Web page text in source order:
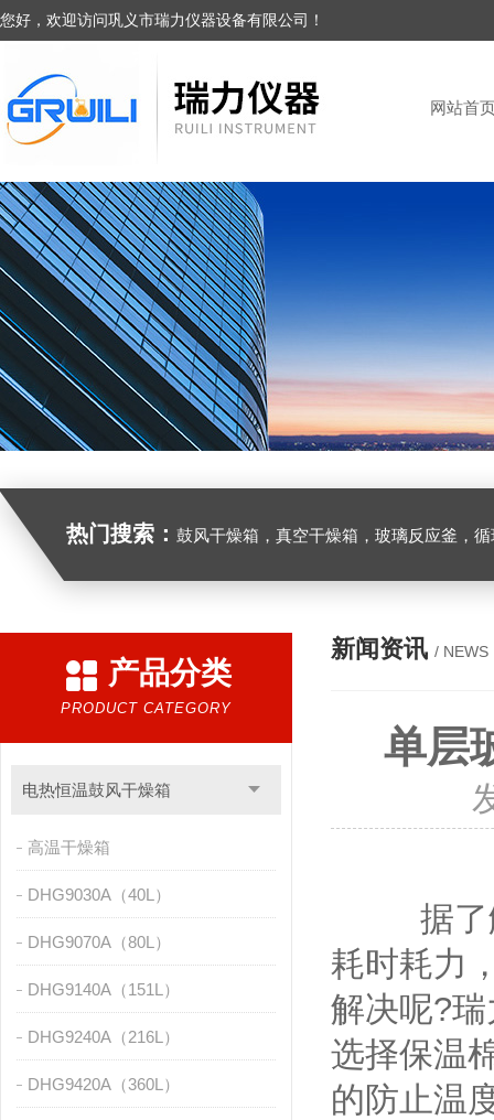
您好，欢迎访问巩义市瑞力仪器设备有限公司！
网站首
热门搜索： 鼓风干燥箱，真空干燥箱，玻璃反应釜，循环水真空泵
产品分类
PRODUCT CATEGORY
电热恒温鼓风干燥箱
高温干燥箱
DHG9030A（40L）
DHG9070A（80L）
DHG9140A（151L）
DHG9240A（216L）
DHG9420A（360L）
新闻资讯 / NEWS
单层
据了解
耗时耗力
解决呢?
选择保温
的防止温